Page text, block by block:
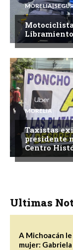
MORELIA
Taxistas
presidente
Centro
Ultimas
A Michoacán
mujer: